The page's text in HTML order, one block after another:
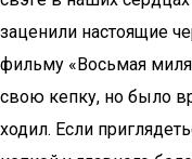
заценили настоящие
фильму «Восьмая
свою кепку, но было
ходил. Если